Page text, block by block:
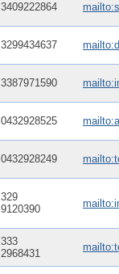
3409222864
3299434637
3387971590
0432928525
0432928249
329
9120390
333
2968431